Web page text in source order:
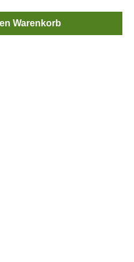
Wert ein
Warenkorb